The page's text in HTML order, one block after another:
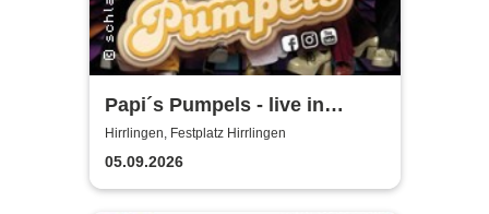
Papi´s Pumpels - live in
Hirrlingen
Hirrlingen, Festplatz Hirrlingen
05.09.2026